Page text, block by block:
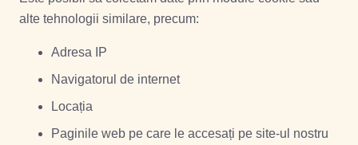
alte tehnologii similare, precum:
Adresa IP
Navigatorul de internet
Locația
Paginile web pe care le accesați pe site-ul nostru